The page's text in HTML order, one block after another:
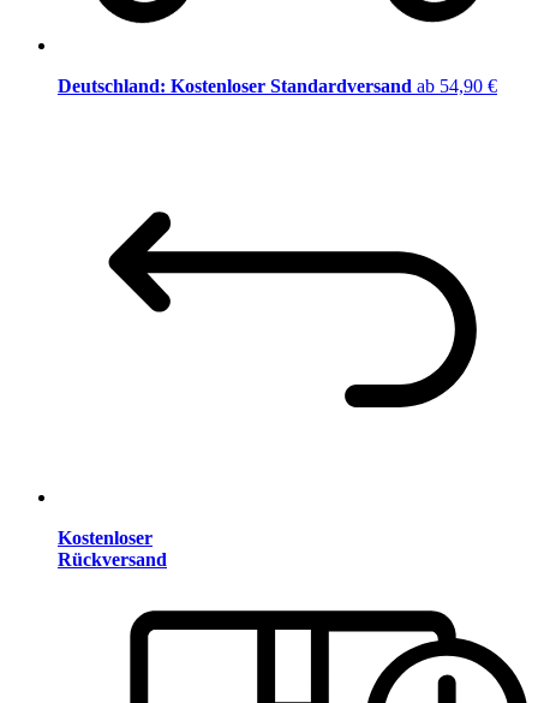
Deutschland: Kostenloser Standardversand ab 54,90 €
Kostenloser
Rückversand